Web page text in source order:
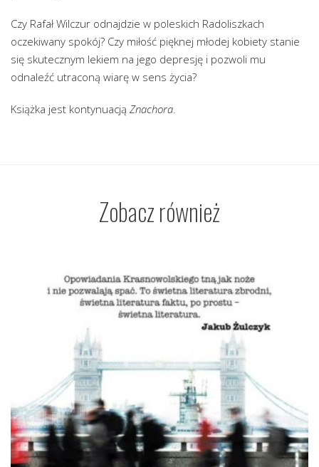
Czy Rafał Wilczur odnajdzie w poleskich Radoliszkach
oczekiwany spokój? Czy miłość pięknej młodej kobiety stanie
się skutecznym lekiem na jego depresję i pozwoli mu
odnaleźć utraconą wiarę w sens życia?
Książka jest kontynuacją Znachora.
Zobacz również